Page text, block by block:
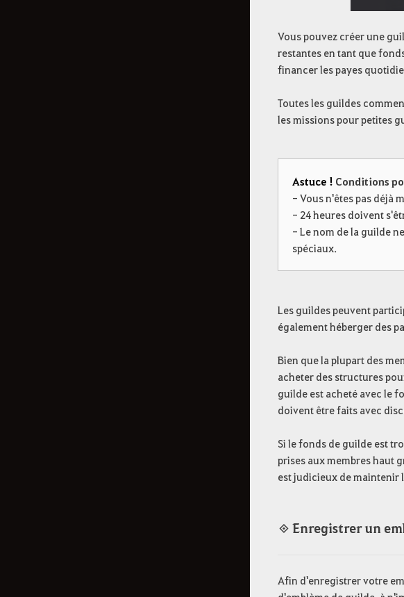
Vous pouvez créer une
restantes en tant que
financer les payes
Toutes les guildes
les missions pour petites
Astuce ! Conditions
- Vous n'êtes pas déjà
- 24 heures doivent
- Le nom de la guilde
spéciaux.
Les guildes peuvent
également héberger des
Bien que la plupart des
acheter des structures
guilde est acheté avec le
doivent être faits avec
Si le fonds de guilde est
prises aux membres haut
est judicieux de maintenir
◈ Enregistrer un
Afin d'enregistrer votre